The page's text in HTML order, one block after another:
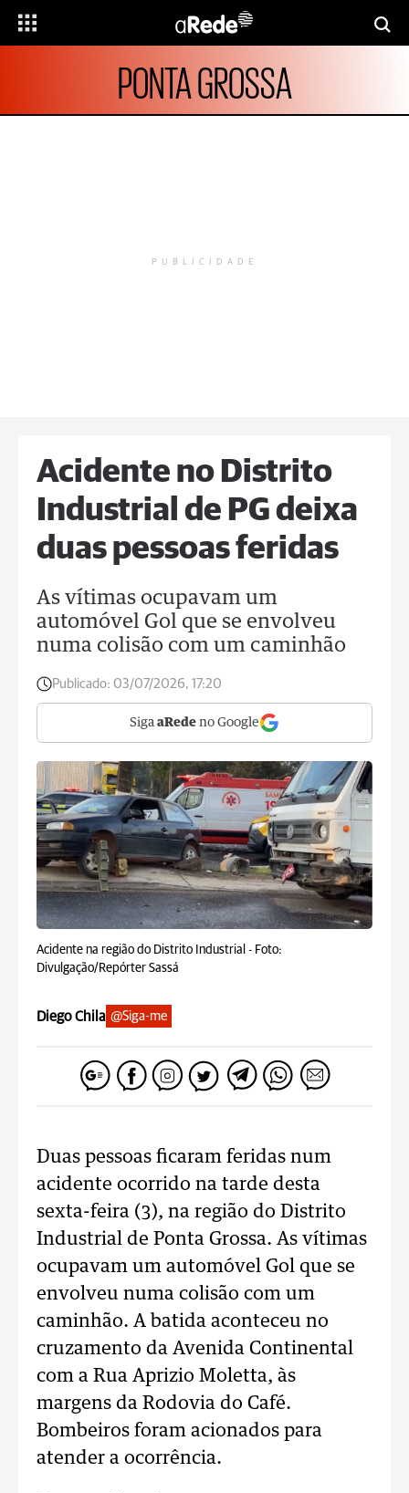
PONTA GROSSA
PUBLICIDADE
Acidente no Distrito
Industrial de PG deixa
duas pessoas feridas
As vítimas ocupavam um
automóvel Gol que se envolveu
numa colisão com um caminhão
Publicado: 03/07/2026, 17:20
Siga aRede no Google
Acidente na região do Distrito Industrial - Foto:
Divulgação/Repórter Sassá
Diego Chila @Siga-me
Duas pessoas ficaram feridas num
acidente ocorrido na tarde desta
sexta-feira (3), na região do Distrito
Industrial de Ponta Grossa. As vítimas
ocupavam um automóvel Gol que se
envolveu numa colisão com um
caminhão. A batida aconteceu no
cruzamento da Avenida Continental
com a Rua Aprizio Moletta, às
margens da Rodovia do Café.
Bombeiros foram acionados para
atender a ocorrência.